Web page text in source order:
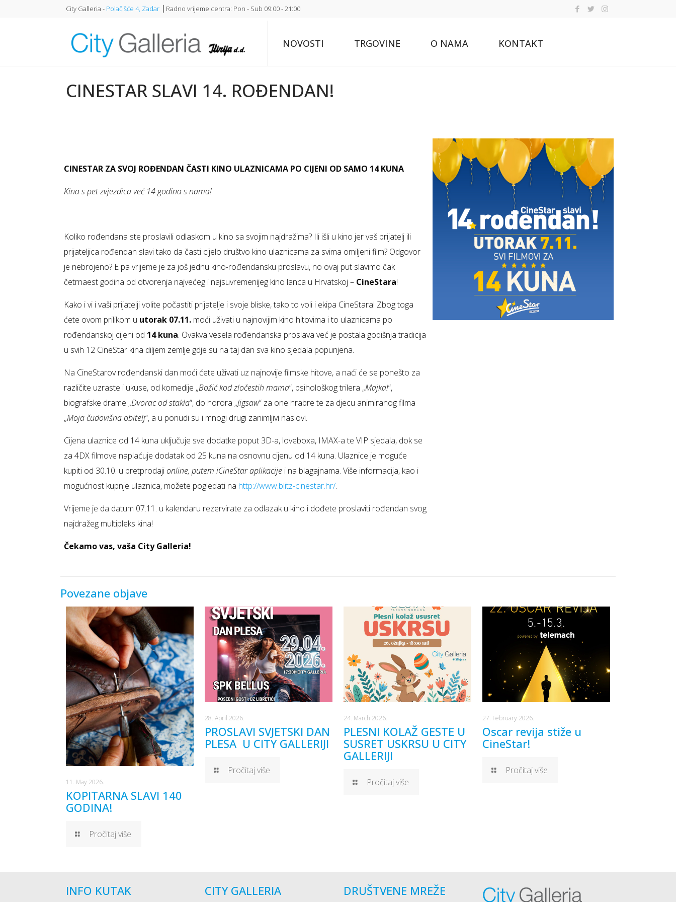
City Galleria - Polačišće 4, Zadar ⎥ Radno vrijeme centra: Pon - Sub 09:00 - 21:00
NOVOSTI TRGOVINE O NAMA KONTAKT
CINESTAR SLAVI 14. ROĐENDAN!
CINESTAR ZA SVOJ ROĐENDAN ČASTI KINO ULAZNICAMA PO CIJENI OD SAMO 14 KUNA
Kina s pet zvjezdica već 14 godina s nama!
Koliko rođendana ste proslavili odlaskom u kino sa svojim najdražima? Ili išli u kino jer vaš prijatelj ili
prijateljica rođendan slavi tako da časti cijelo društvo kino ulaznicama za svima omiljeni film? Odgovor
je nebrojeno? E pa vrijeme je za još jednu kino-rođendansku proslavu, no ovaj put slavimo čak
četrnaest godina od otvorenja najvećeg i najsuvremenijeg kino lanca u Hrvatskoj – CineStara!
Kako i vi i vaši prijatelji volite počastiti prijatelje i svoje bliske, tako to voli i ekipa CineStara! Zbog toga
ćete ovom prilikom u utorak 07.11. moći uživati u najnovijim kino hitovima i to ulaznicama po
rođendanskoj cijeni od 14 kuna. Ovakva vesela rođendanska proslava već je postala godišnja tradicija
u svih 12 CineStar kina diljem zemlje gdje su na taj dan sva kino sjedala popunjena.
Na CineStarov rođendanski dan moći ćete uživati uz najnovije filmske hitove, a naći će se ponešto za
različite uzraste i ukuse, od komedije „Božić kod zločestih mama“, psihološkog trilera „Majka!“,
biografske drame „Dvorac od stakla“, do horora „Jigsaw“ za one hrabre te za djecu animiranog filma
„Moja čudovišna obitelj“, a u ponudi su i mnogi drugi zanimljivi naslovi.
Cijena ulaznice od 14 kuna uključuje sve dodatke poput 3D-a, loveboxa, IMAX-a te VIP sjedala, dok se
za 4DX filmove naplaćuje dodatak od 25 kuna na osnovnu cijenu od 14 kuna. Ulaznice je moguće
kupiti od 30.10. u pretprodajionline, putem iCineStar aplikacije i na blagajnama. Više informacija, kao i
mogućnost kupnje ulaznica, možete pogledati na http://www.blitz-cinestar.hr/.
Vrijeme je da datum 07.11. u kalendaru rezervirate za odlazak u kino i dođete proslaviti rođendan svog
najdražeg multipleks kina!
Čekamo vas, vaša City Galleria!
Povezane objave
11. May 2026.
KOPITARNA SLAVI 140
GODINA!
Pročitaj više
28. April 2026.
PROSLAVI SVJETSKI DAN
PLESA U CITY GALLERIJI
Pročitaj više
24. March 2026.
PLESNI KOLAŽ GESTE U
SUSRET USKRSU U CITY
GALLERIJI
Pročitaj više
27. February 2026.
Oscar revija stiže u
CineStar!
Pročitaj više
INFO KUTAK CITY GALLERIA DRUŠTVENE MREŽE